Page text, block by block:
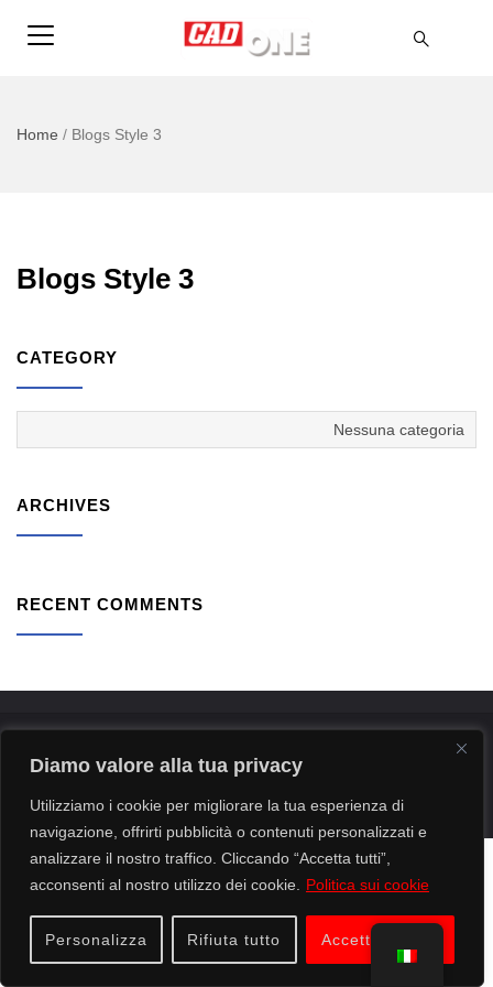
Diamo valore alla tua privacy
Utilizziamo i cookie per migliorare la tua esperienza di
navigazione, offrirti pubblicità o contenuti personalizzati e
analizzare il nostro traffico. Cliccando “Accetta tutti”,
acconsenti al nostro utilizzo dei cookie.
Politica sui cookie
Personalizza Rifiuta tutto Accettare tutto
Home / Blogs Style 3
Blogs Style 3
CATEGORY
Nessuna categoria
ARCHIVES
RECENT COMMENTS
06897960016 / © 2005-2019. Tutti i diritti sono riservati.